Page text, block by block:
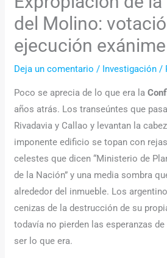
del Molino:
ejecución exánime
Deja un comentario / Investigación /
Poco se aprecia de lo que era la
años atrás. Los transeúntes que
Rivadavia y Callao y levantan la
imponente edificio se topan con
celestes que dicen “Ministerio de
de la Nación” y una media sombra
alrededor del inmueble. Los
cenizas de la destrucción de su
todavía no pierden las esperanzas
ser lo que era.